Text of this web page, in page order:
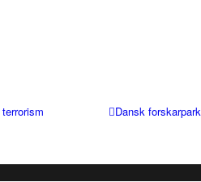
Dansk forskarpark